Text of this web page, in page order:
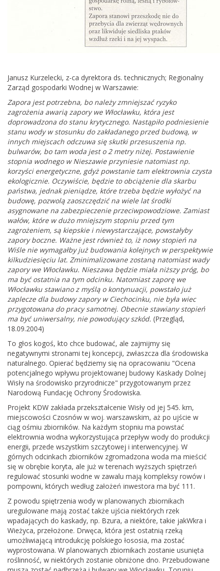
Janusz Kurzelecki, z-ca dyrektora ds. technicznych; Regionalny
Zarząd gospodarki Wodnej w Warszawie:
Zapora jest potrzebna, bo należy zmniejszać ryzyko
zagrożenia awarią zapory we Włocławku, która jest
doprowadzona do stanu krytycznego. Nastąpiło podniesienie
stanu wody w stosunku do zakładanego przed budową, w
innych miejscach odczuwa się skutki przesuszenia np.
bulwarów, bo tam woda jest o 2 metry niżej. Postawienie
stopnia wodnego w Nieszawie przyniesie natomiast np.
korzyści energetyczne, gdyż powstanie tam elektrownia czysta
ekologicznie. Oczywiście, będzie to obciążenie dla skarbu
państwa, jednak pieniądze, które trzeba będzie wyłożyć na
budowę, pozwolą zaoszczędzić na wiele lat środki
asygnowane na zabezpieczenie przeciwpowodziowe. Zamiast
wałów, które w dużo mniejszym stopniu przed tym
zagrożeniem, są kiepskie i niewystarczające, powstałyby
zapory boczne. Ważne jest również to, iż nowy stopień na
Wiśle nie wymagałby już budowania kolejnych w perspektywie
kilkudziesięciu lat. Zminimalizowane zostaną natomiast wady
zapory we Włocławku. Nieszawa będzie miała niższy próg, bo
ma być ostatnia na tym odcinku. Natomiast zaporę we
Włocławku stawiano z myślą o kontynuacji, powstało już
zaplecze dla budowy zapory w Ciechocinku, nie była wiec
przygotowana do pracy samotnej. Obecnie stawiany stopień
ma być uniwersalny, nie powodujący szkód. (Przegląd,
18.09.2004)
To głos kogoś, kto chce budować, ale zajmijmy się
negatywnymi stronami tej koncepcji, zwłaszcza dla środowiska
naturalnego. Opierać będziemy się na opracowaniu "Ocena
potencjalnego wpływu projektowanej budowy Kaskady Dolnej
Wisły na środowisko przyrodnicze" przygotowanym przez
Narodową Fundację Ochrony Środowiska.
Projekt KDW zakłada przekształcenie Wisły od jej 545. km,
miejscowości Czosnów w woj. warszawskim, aż po ujście w
ciąg ośmiu zbiorników. Na każdym stopniu ma powstać
elektrownia wodna wykorzystująca przepływ wody do produkcji
energii, przede wszystkim szczytowej i interwencyjnej. W
górnych odcinkach zbiorników zgromadzona woda ma mieścić
się w obrębie koryta, ale już w terenach wyższych spiętrzeń
regulować stosunki wodne w zawalu mają kompleksy rowów i
pompowni, których według założeń inwestora ma być 111.
Z powodu spiętrzenia wody w planowanych zbiornikach
uregulowane mają zostać także ujścia niektórych rzek
wpadających do kaskady, np. Bzura, a niektóre, takie jakWkra i
Wieżyca, przełożone. Drwęca, która jest ostatnią rzeką
umożliwiającą introdukcję polskiego łososia, ma zostać
wyprostowana. W planowanych zbiornikach zostanie usunięta
roślinność, w niektórych zostanie obniżone dno. Przebudowane